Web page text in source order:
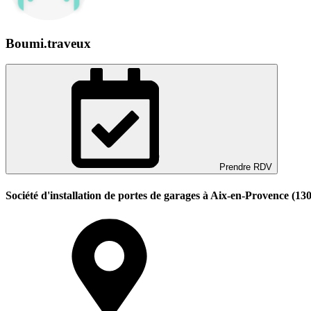
Boumi.traveux
Prendre RDV
Société d'installation de portes de garages à Aix-en-Provence